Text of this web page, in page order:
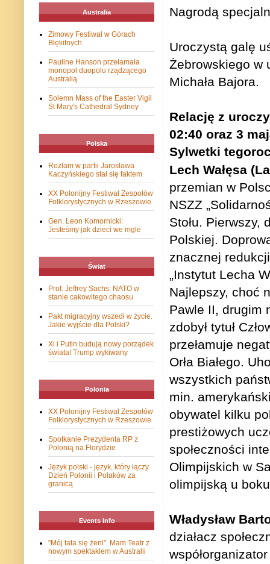
Nagrodą
Uroczystą galę
Żebrowskiego w
Michała Bajora.
Relację z
02:40 oraz 3
Sylwetki
Lech Wałęsa (
przemian w
NSZZ
Stołu.
Polskiej.
znacznej
„Instytut Lecha
Najlepszy, choć
Pawle II, drugim
zdobył tytuł
przełamuje
Orła Białego.
wszystkich
min.
obywatel kilku
prestiżowych
społeczności
Olimpijskich w
olimpijską u
Władysław
działacz
Australia
Zimowy Festiwal w Górach
Błękitnych
Pauline Hanson przełamała
monopol duopolu rządzącego
Australią
Solemn Mass of the Easter Vigil
St Mary's Cathedral Sydney
Polska
Rozłam w partii Jarosława
Kaczyńskiego stał się faktem
XX Polonijny Festiwal Zespołów
Folklorystycznych w Rzeszowie
Gen. Leon Komornicki:
Jesteśmy jak dzieci we mgle
Świat
Prof. Jeffrey Sachs: NATO w
stanie cakowitego chaosu
Pakt migracyjny wszedł w życie.
Jakie wyjście dla Polski?
Xi i Putin budują nowy porządek
świata! Trump wykiwany
Polonia
XX Polonijny Festiwal Zespołów
Folklorystycznych w Rzeszowie
Spotkanie Prezydenta RP z
Polonią na Florydzie
Język polski - język, który łączy.
Dzień Polonii i Polaków za
granicą
Events Info
"Mój tata się żeni". Mam Teatr z
nowym spektaklem w Australii